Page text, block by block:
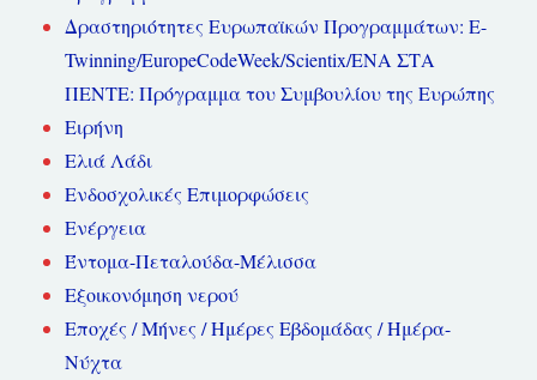
Δραστηριότητες Ευρωπαϊκών Προγραμμάτων: E-
Twinning/EuropeCodeWeek/Scientix/ΕΝΑ ΣΤΑ
ΠΕΝΤΕ: Πρόγραμμα του Συμβουλίου της Ευρώπης
Ειρήνη
Ελιά Λάδι
Ενδοσχολικές Επιμορφώσεις
Ενέργεια
Έντομα-Πεταλούδα-Μέλισσα
Εξοικονόμηση νερού
Εποχές / Μήνες / Ημέρες Εβδομάδας / Ημέρα-
Νύχτα